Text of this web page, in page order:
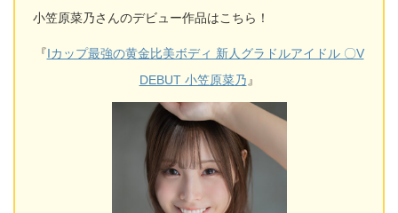
小笠原菜乃さんのデビュー作品はこちら！
『Iカップ最強の黄金比美ボディ 新人グラドルアイドル 〇V
DEBUT 小笠原菜乃 』